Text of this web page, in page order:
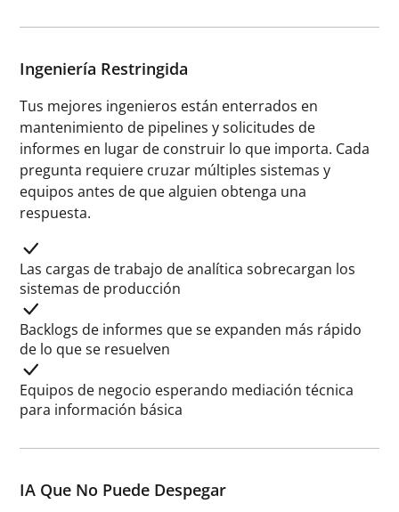
Ingeniería Restringida
Tus mejores ingenieros están enterrados en
mantenimiento de pipelines y solicitudes de
informes en lugar de construir lo que importa. Cada
pregunta requiere cruzar múltiples sistemas y
equipos antes de que alguien obtenga una
respuesta.
Las cargas de trabajo de analítica sobrecargan los
sistemas de producción
Backlogs de informes que se expanden más rápido
de lo que se resuelven
Equipos de negocio esperando mediación técnica
para información básica
IA Que No Puede Despegar